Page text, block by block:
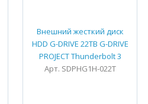
Внешний жесткий диск
HDD G-DRIVE 22TB G-DRIVE
PROJECT Thunderbolt 3
Арт. SDPHG1H-022T